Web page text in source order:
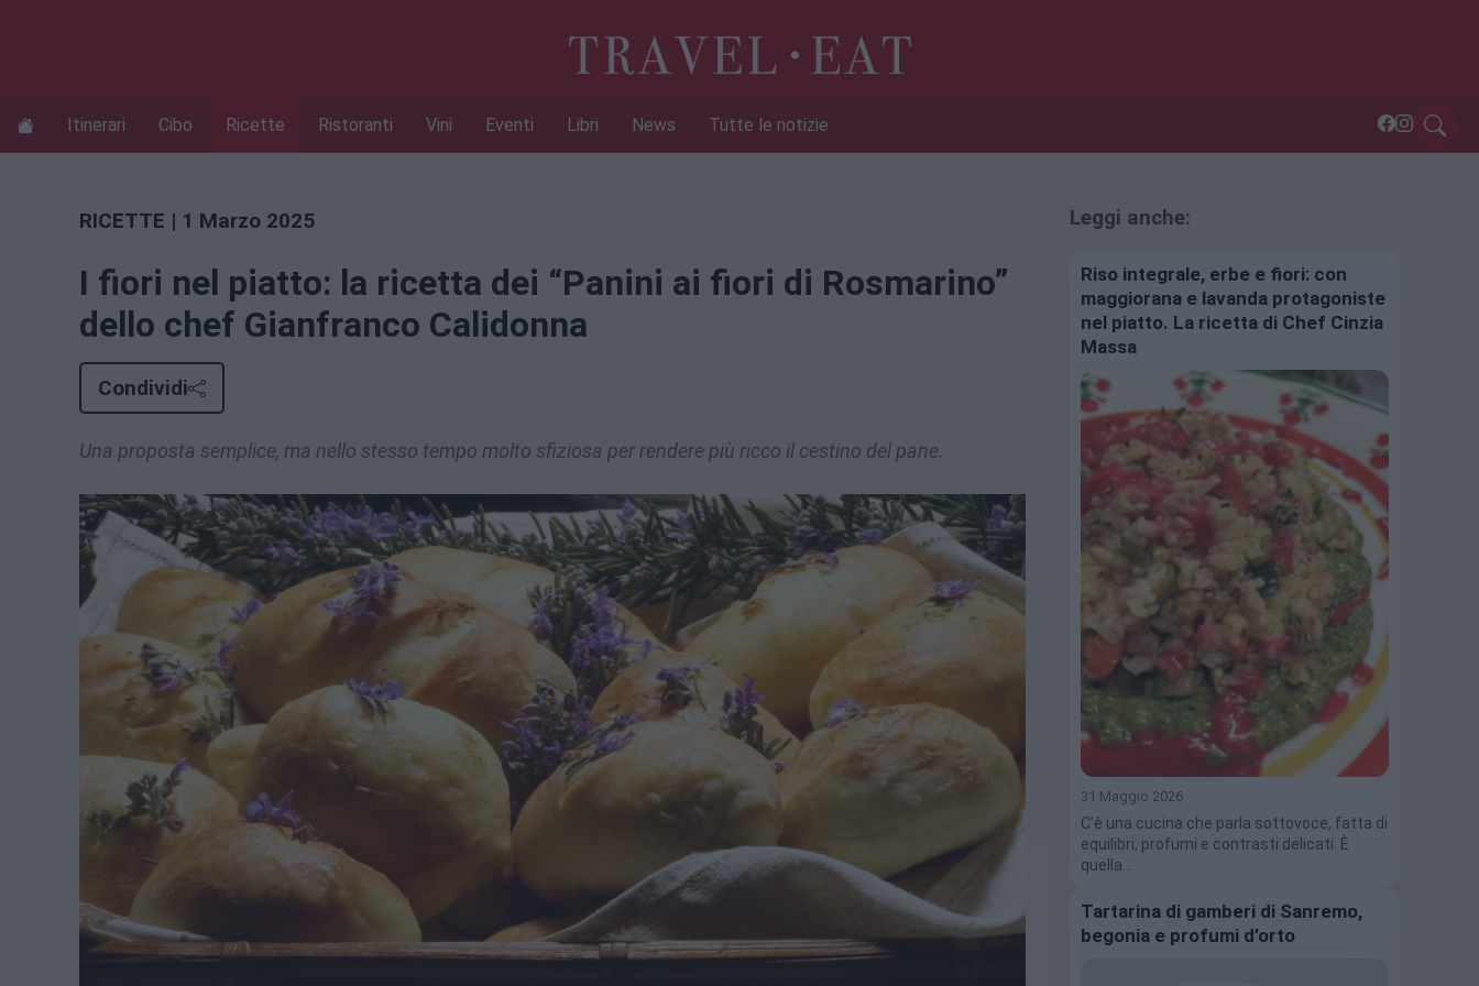
Itinerari Cibo Ricette Ristoranti Vini Eventi Libri News Tutte le notizie
RICETTE | 1 Marzo 2025
I fiori nel piatto: la ricetta dei “Panini ai fiori di Rosmarino”
dello chef Gianfranco Calidonna
Condividi
Una proposta semplice, ma nello stesso tempo molto sfiziosa per rendere più ricco il cestino del pane.
Leggi anche:
Riso integrale, erbe e fiori: con
maggiorana e lavanda protagoniste
nel piatto. La ricetta di Chef Cinzia
Massa
31 Maggio 2026
C’è una cucina che parla sottovoce, fatta di
equilibri, profumi e contrasti delicati. È
quella…
Tartarina di gamberi di Sanremo,
begonia e profumi d’orto